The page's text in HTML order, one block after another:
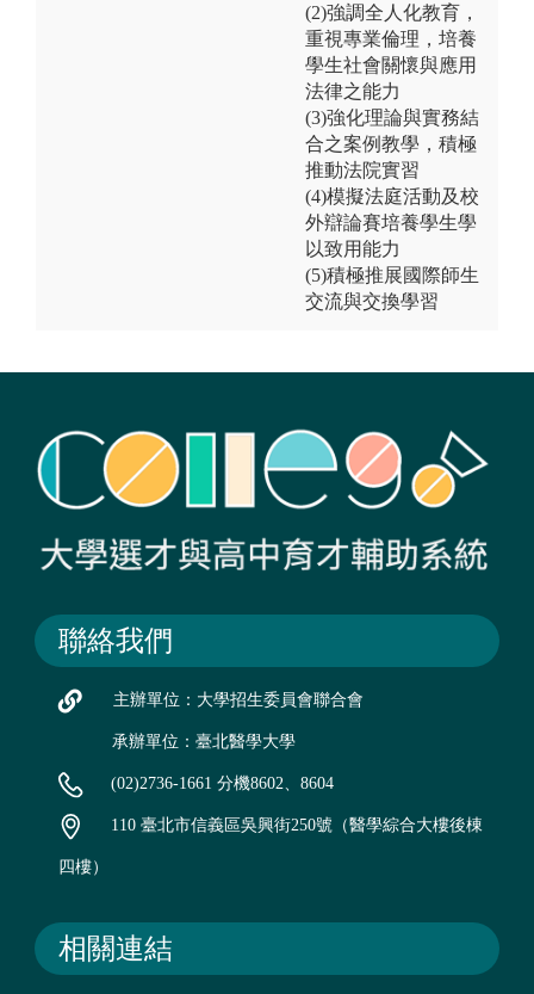
(2)強調全人化教育，
重視專業倫理，培養
學生社會關懷與應用
法律之能力
(3)強化理論與實務結
合之案例教學，積極
推動法院實習
(4)模擬法庭活動及校
外辯論賽培養學生學
以致用能力
(5)積極推展國際師生
交流與交換學習
聯絡我們
主辦單位：大學招生委員會聯合會
承辦單位：臺北醫學大學
(02)2736-1661 分機8602、8604
110 臺北市信義區吳興街250號（醫學綜合大樓後棟
四樓）
相關連結